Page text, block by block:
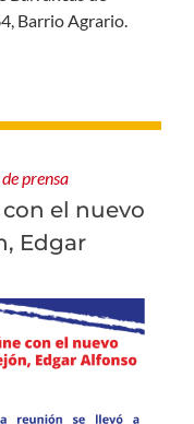
Barrio Agrario.
prensa
el nuevo
Edgar